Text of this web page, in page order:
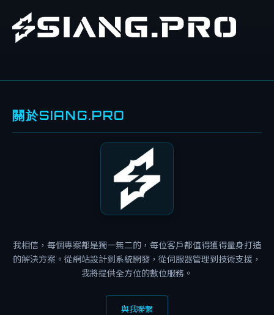
免
站
免
關於SIANG.PRO
我相信，每個專案都是獨一無二的，每位客戶都值得獲得量身打造
的解決方案。從網站設計到系統開發，從伺服器管理到技術支援，
我將提供全方位的數位服務。
與我聯繫